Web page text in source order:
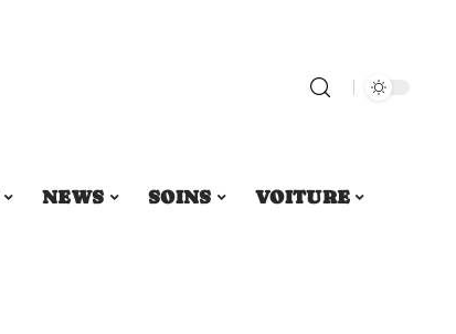
NEWS SOINS VOITURE